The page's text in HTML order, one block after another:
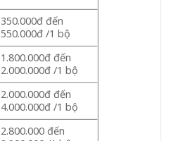
350.000đ đến
550.000đ /1 bộ
1.800.000đ đến
2.000.000đ /1 bộ
2.000.000đ đến
4.000.000đ /1 bộ
2.800.000 đến